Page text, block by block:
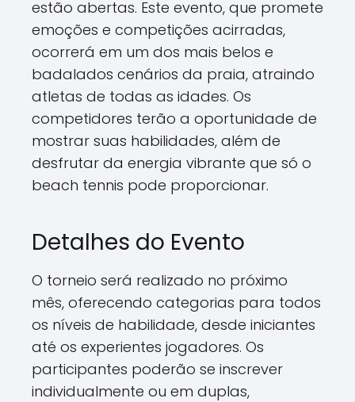
estão abertas. Este evento, que promete
emoções e competições acirradas,
ocorrerá em um dos mais belos e
badalados cenários da praia, atraindo
atletas de todas as idades. Os
competidores terão a oportunidade de
mostrar suas habilidades, além de
desfrutar da energia vibrante que só o
beach tennis pode proporcionar.
Detalhes do Evento
O torneio será realizado no próximo
mês, oferecendo categorias para todos
os níveis de habilidade, desde iniciantes
até os experientes jogadores. Os
participantes poderão se inscrever
individualmente ou em duplas,